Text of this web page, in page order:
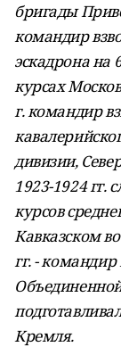
бригады
командир
эскадрона на
курсах
г. командир
дивизии,
1923-1924
курсов
Кавказском
гг. -
Кремля.